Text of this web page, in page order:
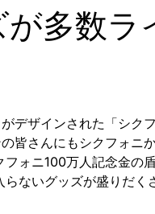
多数ラ
デザインされた「シク
皆さんにもシクフォニ
ォニ100万人記念金の
ないグッズが盛りだく